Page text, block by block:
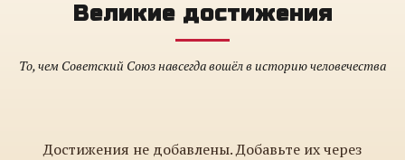
Великие достижения
То, чем Советский Союз навсегда вошёл в историю человечества
Достижения не добавлены. Добавьте их через